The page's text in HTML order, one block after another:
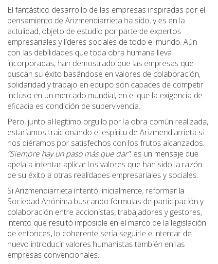
El fantástico desarrollo de las empresas inspiradas por el
pensamiento de Arizmendiarrieta ha sido, y es en la
actulidad, objeto de estudio por parte de expertos
empresariales y líderes sociales de todo el mundo. Aún
con las debilidades que toda obra humana lleva
incorporadas, han demostrado que las empresas que
buscan su éxito basándose en valores de colaboración,
solidaridad y trabajo en equipo son capaces de competir
incluso en un mercado mundial, en el que la exigencia de
eficacia es condición de supervivencia.
Pero, junto al legítimo orgullo por la obra común realizada,
estaríamos traicionando el espíritu de Arizmendiarrieta si
nos diéramos por satisfechos con los frutos alcanzados.
“Siempre hay un paso más que dar”: es un mensaje que
apela a intentar aplicar los valores que han sido la razón
de su éxito a otras realidades empresariales y sociales.
Si Arizmendiarrieta intentó, inicialmente, reformar la
Sociedad Anónima buscando fórmulas de participación y
colaboración entre accionistas, trabajadores y gestores,
intento que resultó imposible en el marco de la legislación
de entonces, lo coherente sería seguirle e intentar de
nuevo introducir valores humanistas también en las
empresas convencionales.